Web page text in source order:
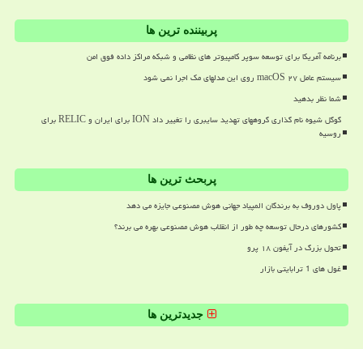
پربیننده ترین ها
برنامه آمریکا برای توسعه سوپر کامپیوتر های نظامی و شبکه مراکز داده فوق امن
سیستم عامل macOS ۲۷ روی این مدلهای مک اجرا نمی شود
شما نظر بدهید
گوگل شیوه نام گذاری گروههای تهدید سایبری را تغییر داد ION برای ایران و RELIC برای
روسیه
پربحث ترین ها
پاول دوروف به برندگان المپیاد جهانی هوش مصنوعی جایزه می دهد
کشورهای درحال توسعه چه طور از انقلاب هوش مصنوعی بهره می برند؟
تحول بزرگ در آیفون ۱۸ پرو
غول های 1 ترابایتی بازار
جدیدترین ها